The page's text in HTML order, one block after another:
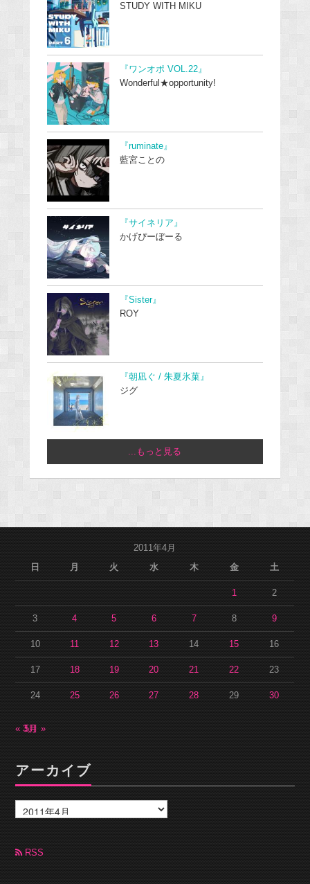
STUDY WITH MIKU
『ワンオポ VOL.22』
Wonderful★opportunity!
『ruminate』
藍宮ことの
『サイネリア』
かげぴーぼーる
『Sister』
ROY
『朝凪ぐ / 朱夏氷菓』
ジグ
...もっと見る
2011年4月
日
月 火 水 木 金 土
1 2
3 4 5 6 7 8 9
10 11 12 13 14 15 16
17 18 19 20 21 22 23
24 25 26 27 28 29 30
« 3月5月 »
アーカイブ
ー
カ
ブ RSS